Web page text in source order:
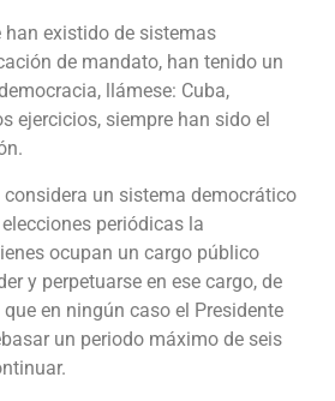
existido de sistemas
de mandato, han tenido un
llámese: Cuba,
ejercicios, siempre han sido el
un sistema democrático
periódicas la
ocupan un cargo público
y perpetuarse en ese cargo, de
en ningún caso el Presidente
un periodo máximo de seis